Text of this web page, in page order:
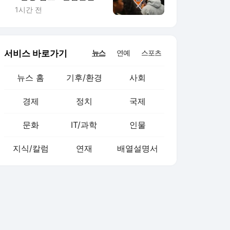
4.1%로 떨어져(종합)
1시간 전
서비스 바로가기 뉴스 연예 스포츠
뉴스 홈 기후/환경 사회
경제 정치 국제
문화 IT/과학 인물
지식/칼럼 연재 배열설명서